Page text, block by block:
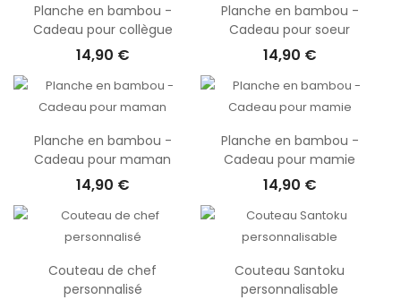
Planche en bambou -
Cadeau pour collègue
14,90 €
Planche en bambou -
Cadeau pour soeur
14,90 €
Planche en bambou -
Cadeau pour maman
14,90 €
Planche en bambou -
Cadeau pour mamie
14,90 €
Couteau de chef
personnalisé
Couteau Santoku
personnalisable